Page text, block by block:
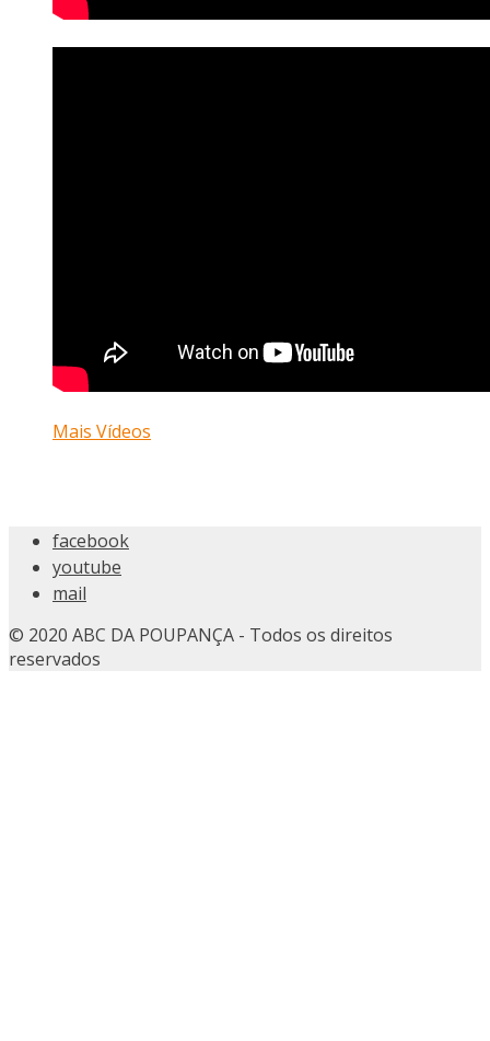
Mais Vídeos
facebook
youtube
mail
© 2020 ABC DA POUPANÇA - Todos os direitos
reservados